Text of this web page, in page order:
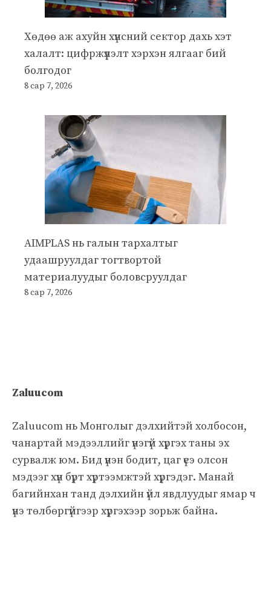
Хөдөө аж ахуйн хүнсний сектор дахь хэт
халалт: цифржүүлэлт хэрхэн ялгааг бий
болгодог
8 сар 7, 2026
AIMPLAS нь галын тархалтыг
удаашруулдаг тогтвортой
материалуудыг боловсруулдаг
8 сар 7, 2026
Zaluucom
Zaluucom нь Монголыг дэлхийтэй холбосон,
чанартай мэдээллийг үнэгүй хүргэх таны эх
сурвалж юм. Бид үнэн бодит, цаг үеэ олсон
мэдээг хүн бүрт хүртээмжтэй хүргэдэг. Манай
багийнхан танд дэлхийн үйл явдлуудыг ямар ч
үнэ төлбөргүйгээр хүргэхээр зорьж байна.